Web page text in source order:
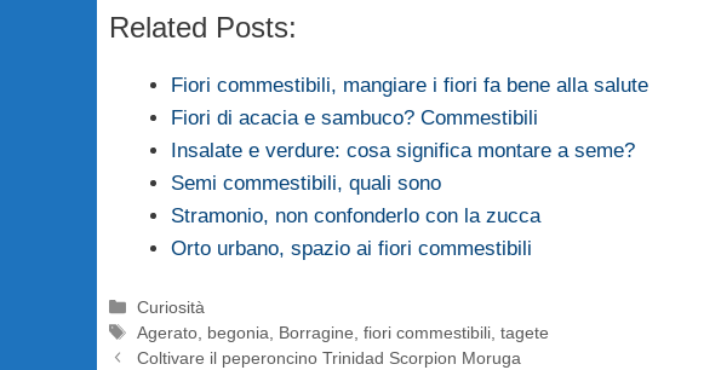
Related Posts:
Fiori commestibili, mangiare i fiori fa bene alla salute
Fiori di acacia e sambuco? Commestibili
Insalate e verdure: cosa significa montare a seme?
Semi commestibili, quali sono
Stramonio, non confonderlo con la zucca
Orto urbano, spazio ai fiori commestibili
Categorie
Curiosità
Tag
Agerato, begonia Borragine fiori commestibili, tagete
Coltivare il peperoncino Trinidad Scorpion Moruga